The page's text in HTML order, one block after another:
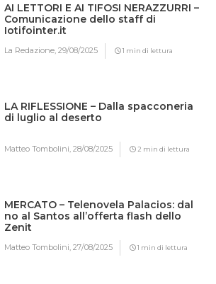
AI LETTORI E AI TIFOSI NERAZZURRI –
Comunicazione dello staff di
Iotifointer.it
La Redazione,29/08/2025 1 min di lettura
LA RIFLESSIONE – Dalla spacconeria
di luglio al deserto
Matteo Tombolini,28/08/2025 2 min di lettura
MERCATO – Telenovela Palacios: dal
no al Santos all’offerta flash dello
Zenit
Matteo Tombolini,27/08/2025 1 min di lettura